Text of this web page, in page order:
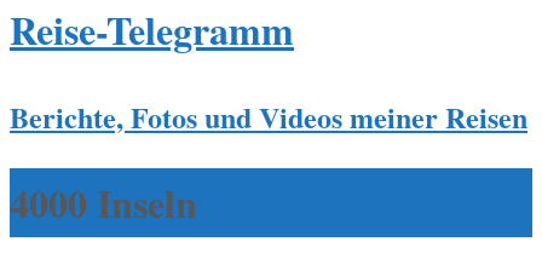
Reise-Telegramm
Berichte, Fotos und Videos meiner Reisen
4000 Inseln